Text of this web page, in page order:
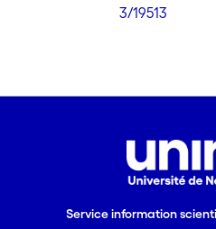
3/19513
Service information